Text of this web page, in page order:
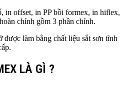
in offset, in PP bồi formex, in hiflex,
chỉnh gồm 3 phần chính.
được làm bằng chất liệu sắt sơn tĩnh
LÀ GÌ ?